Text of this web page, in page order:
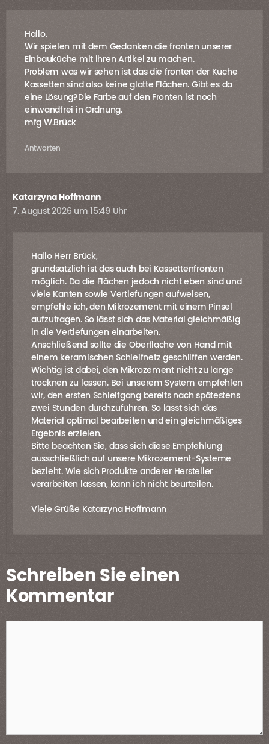
Hallo.
Wir spielen mit dem Gedanken die fronten unserer
Einbauküche mit ihren Artikel zu machen.
Problem was wir sehen ist das die fronten der Küche
Kassetten sind also keine glatte Flächen. Gibt es da
eine Lösung?Die Farbe auf den Fronten ist noch
einwandfrei in Ordnung.
mfg W.Brück
Antworten
Katarzyna Hoffmann
7. August 2026 um 15:49 Uhr
Hallo Herr Brück,
grundsätzlich ist das auch bei Kassettenfronten
möglich. Da die Flächen jedoch nicht eben sind und
viele Kanten sowie Vertiefungen aufweisen,
empfehle ich, den Mikrozement mit einem Pinsel
aufzutragen. So lässt sich das Material gleichmäßig
in die Vertiefungen einarbeiten.
Anschließend sollte die Oberfläche von Hand mit
einem keramischen Schleifnetz geschliffen werden.
Wichtig ist dabei, den Mikrozement nicht zu lange
trocknen zu lassen. Bei unserem System empfehlen
wir, den ersten Schleifgang bereits nach spätestens
zwei Stunden durchzuführen. So lässt sich das
Material optimal bearbeiten und ein gleichmäßiges
Ergebnis erzielen.
Bitte beachten Sie, dass sich diese Empfehlung
ausschließlich auf unsere Mikrozement-Systeme
bezieht. Wie sich Produkte anderer Hersteller
verarbeiten lassen, kann ich nicht beurteilen.
Viele Grüße Katarzyna Hoffmann
Schreiben Sie einen
Kommentar